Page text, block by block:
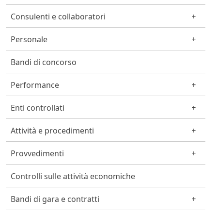
Consulenti e collaboratori
Personale
Bandi di concorso
Performance
Enti controllati
Attività e procedimenti
Provvedimenti
Controlli sulle attività economiche
Bandi di gara e contratti